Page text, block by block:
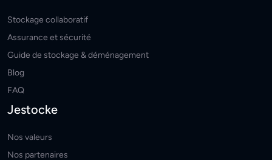
Stockage collaboratif
Assurance et sécurité
Guide de stockage & déménagement
Blog
FAQ
Jestocke
Nos valeurs
Nos partenaires